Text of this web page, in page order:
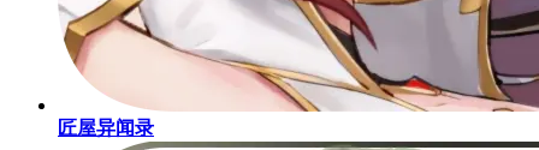
匠屋异闻录